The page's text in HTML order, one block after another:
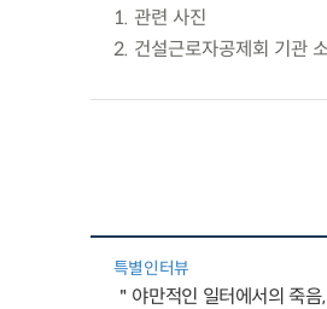
1. 관련 사진
2. 건설근로자공제회 기관
특별인터뷰
＂야만적인 일터에서의 죽